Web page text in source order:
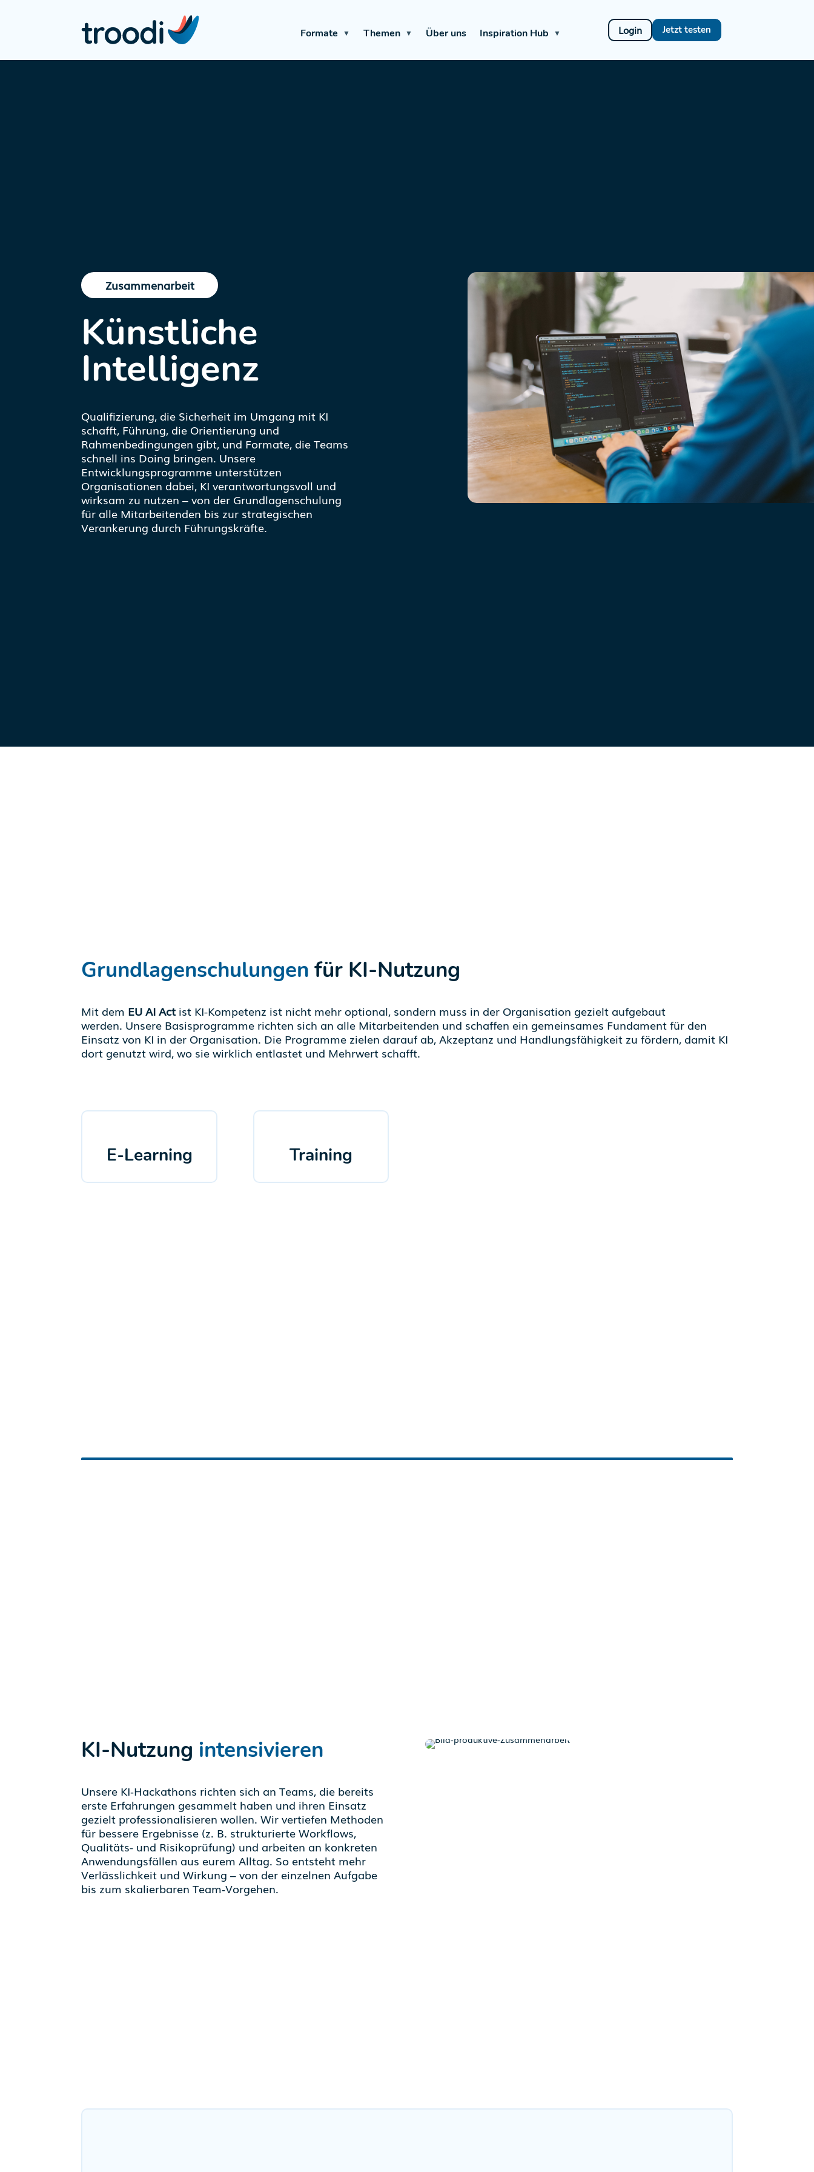
Formate ▼ Themen ▼ Über uns Inspiration Hub ▼ Login Jetzt testen
Zusammenarbeit
Künstliche
Intelligenz
Qualifizierung, die Sicherheit im Umgang mit KI
schafft, Führung, die Orientierung und
Rahmenbedingungen gibt, und Formate, die Teams
schnell ins Doing bringen. Unsere
Entwicklungsprogramme unterstützen
Organisationen dabei, KI verantwortungsvoll und
wirksam zu nutzen – von der Grundlagenschulung
für alle Mitarbeitenden bis zur strategischen
Verankerung durch Führungskräfte.
Grundlagenschulungen für KI-Nutzung
Mit dem EU AI Act ist KI-Kompetenz ist nicht mehr optional, sondern muss in der Organisation gezielt aufgebaut
werden. Unsere Basisprogramme richten sich an alle Mitarbeitenden und schaffen ein gemeinsames Fundament für den
Einsatz von KI in der Organisation. Die Programme zielen darauf ab, Akzeptanz und Handlungsfähigkeit zu fördern, damit KI
dort genutzt wird, wo sie wirklich entlastet und Mehrwert schafft.
E-Learning Training
KI-Nutzung intensivieren
Unsere KI‑Hackathons richten sich an Teams, die bereits
erste Erfahrungen gesammelt haben und ihren Einsatz
gezielt professionalisieren wollen. Wir vertiefen Methoden
für bessere Ergebnisse (z. B. strukturierte Workflows,
Qualitäts- und Risikoprüfung) und arbeiten an konkreten
Anwendungsfällen aus eurem Alltag. So entsteht mehr
Verlässlichkeit und Wirkung – von der einzelnen Aufgabe
bis zum skalierbaren Team‑Vorgehen.